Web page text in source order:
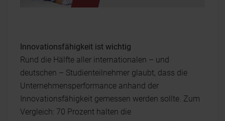
Innovationsfähigkeit ist wichtig
Rund die Hälfte aller internationalen – und
deutschen – Studienteilnehmer glaubt, dass die
Unternehmensperformance anhand der
Innovationsfähigkeit gemessen werden sollte. Zum
Vergleich: 70 Prozent halten die